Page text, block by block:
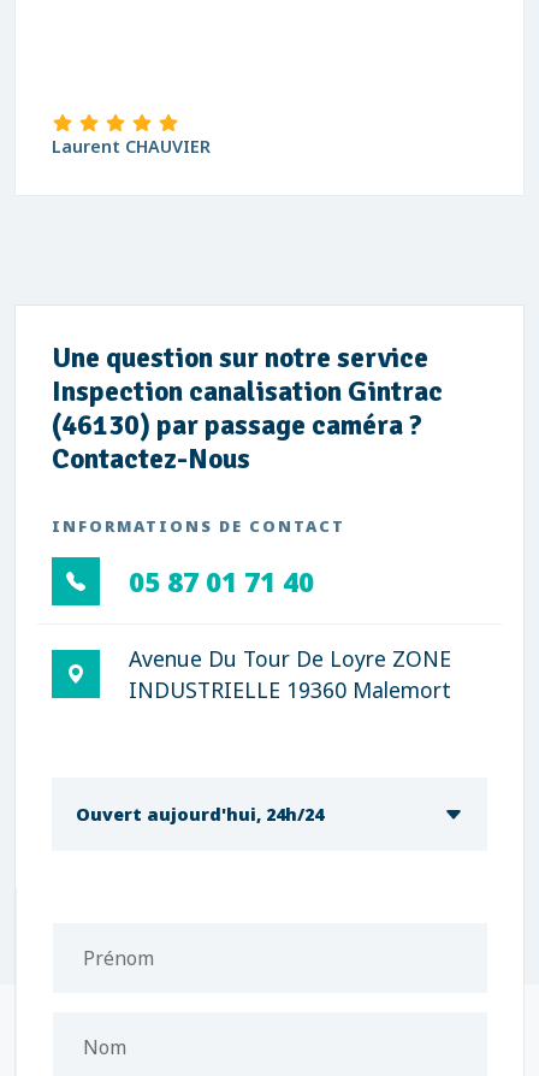
Laurent CHAUVIER
Une question sur notre service
Inspection canalisation Gintrac
(46130) par passage caméra ?
Contactez-Nous
INFORMATIONS DE CONTACT
05 87 01 71 40
Avenue Du Tour De Loyre ZONE
INDUSTRIELLE 19360 Malemort
Ouvert aujourd'hui, 24h/24
Prénom
Nom